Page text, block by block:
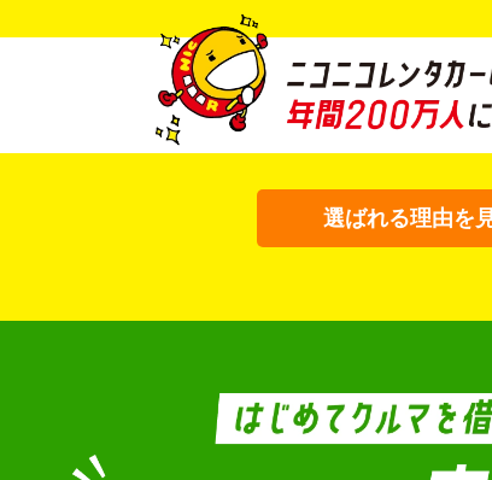
選ばれる理由を